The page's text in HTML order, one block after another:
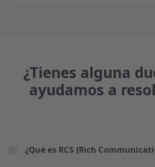
¿Tienes alguna
ayudamos a
¿Qué es RCS (Rich